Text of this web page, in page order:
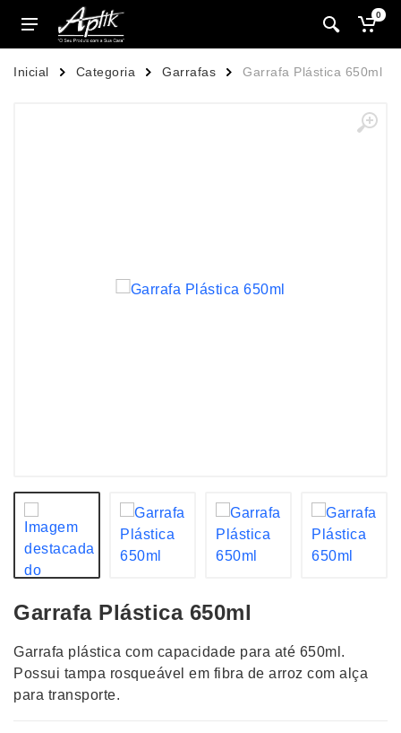
0
Inicial Categoria Garrafas Garrafa Plástica 650ml
Garrafa Plástica 650ml
Garrafa plástica com capacidade para até 650ml.
Possui tampa rosqueável em fibra de arroz com alça
para transporte.